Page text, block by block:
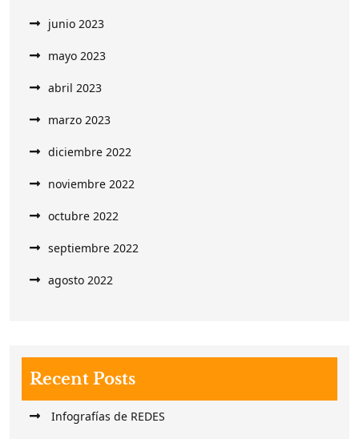
junio 2023
mayo 2023
abril 2023
marzo 2023
diciembre 2022
noviembre 2022
octubre 2022
septiembre 2022
agosto 2022
Recent Posts
Infografías de REDES